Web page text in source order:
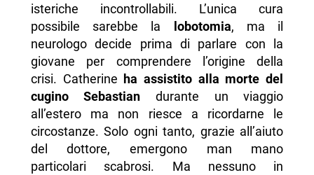
isteriche incontrollabili. L’unica cura
possibile sarebbe la
lobotomia, ma il
neurologo decide prima di parlare con la
giovane per comprendere l’origine della
crisi. Catherine ha assistito alla morte del
cugino Sebastian durante un viaggio
all’estero ma non riesce a ricordarne le
circostanze. Solo ogni tanto, grazie all’aiuto
del dottore, emergono man mano
particolari scabrosi. Ma nessuno in